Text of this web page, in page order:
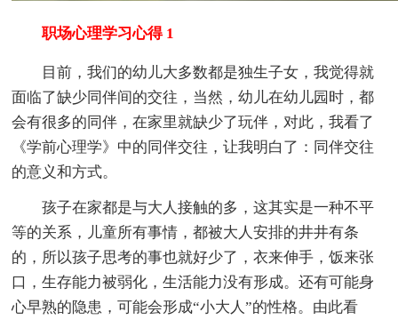
职场心理学习心得 1
目前，我们的幼儿大多数都是独生子女，我觉得就
面临了缺少同伴间的交往，当然，幼儿在幼儿园时，都
会有很多的同伴，在家里就缺少了玩伴，对此，我看了
《学前心理学》中的同伴交往，让我明白了：同伴交往
的意义和方式。
孩子在家都是与大人接触的多，这其实是一种不平
等的关系，儿童所有事情，都被大人安排的井井有条
的，所以孩子思考的事也就好少了，衣来伸手，饭来张
口，生存能力被弱化，生活能力没有形成。还有可能身
心早熟的隐患，可能会形成“小大人”的性格。由此看